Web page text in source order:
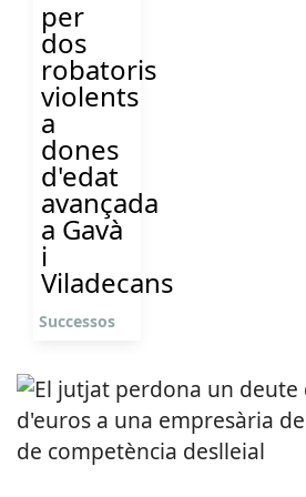
per
dos
robatoris
violents
a
dones
d'edat
avançada
a Gavà
i
Viladecans
Successos